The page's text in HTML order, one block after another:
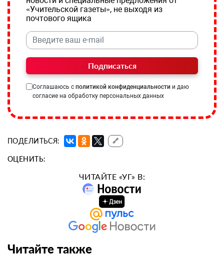
«Учительской газеты», не выходя из
почтового ящика
Подписаться
Соглашаюсь с политикой конфиденциальности и даю
согласие на обработку персональных данных
ПОДЕЛИТЬСЯ: 🔗
ОЦЕНИТЬ:
ЧИТАЙТЕ «УГ» В:
Читайте также